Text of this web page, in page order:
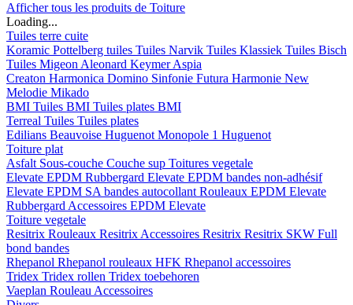
Afficher tous les produits de Toiture
Loading...
Tuiles terre cuite
Koramic Pottelberg tuiles Tuiles Narvik Tuiles Klassiek Tuiles Bisch
Tuiles Migeon Aleonard KeymerAspia
Creaton Harmonica Domino Sinfonie Futura Harmonie New
Melodie Mikado
BMI Tuiles BMI Tuiles plates BMI
Terreal Tuiles Tuiles plates
Edilians Beauvoise Huguenot Monopole 1 Huguenot
Toiture plat
Asfalt Sous-couche Couche sup Toitures vegetale
Elevate EPDM Rubbergard Elevate EPDM bandes non-adhésif
Elevate EPDM SA bandes autocollant Rouleaux EPDM Elevate
Rubbergard Accessoires EPDM Elevate
Toiture vegetale
Resitrix Rouleaux Resitrix Accessoires Resitrix Resitrix SKW Full
bond bandes
Rhepanol Rhepanol rouleaux HFK Rhepanol accessoires
Tridex Tridex rollen Tridex toebehoren
Vaeplan Rouleau Accessoires